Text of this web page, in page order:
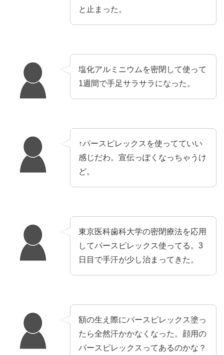
と止まった。
塩化アルミニウムを密閉して使って
1週間で手足サラサラになった。
↑パースピレックスを使ってていい
感じだわ。宣伝っぽくなっちゃうけ
ど。
東京医科歯科大学の密閉療法を応用
してパースピレックス使ってる。3
日目で手汗が少し治まってきた。
額の生え際にパースピレックス塗っ
たら全然汗かかなくなった。顔用の
パースピレックスってあるのかな？